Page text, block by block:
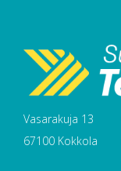
Vasarakuja 13
67100 Kokkola